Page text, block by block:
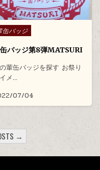
in
缶バッジ
バッジ第8弾MATSURI
輩缶バッジを探す お祭り
メ…
07/04
→